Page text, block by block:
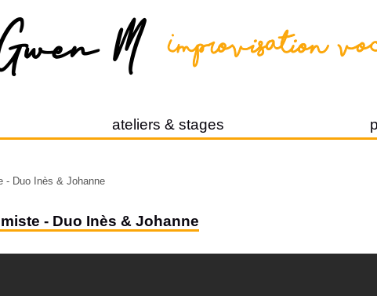
ateliers & stages
- Duo Inès & Johanne
- Duo Inès & Johanne